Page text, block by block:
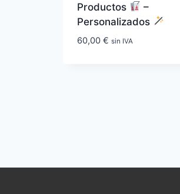
Productos
–
Personalizados
60,00€ sin IVA